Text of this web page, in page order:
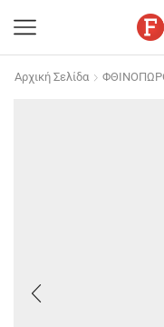
Αρχική Σελίδα